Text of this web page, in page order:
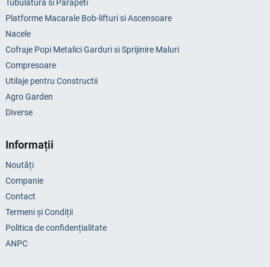
Tubulatura si Parapeti
Platforme Macarale Bob-lifturi si Ascensoare
Nacele
Cofraje Popi Metalici Garduri si Sprijinire Maluri
Compresoare
Utilaje pentru Constructii
Agro Garden
Diverse
Informații
Noutăți
Companie
Contact
Termeni și Condiții
Politica de confidențialitate
ANPC